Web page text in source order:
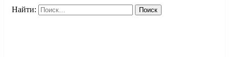
Найти: